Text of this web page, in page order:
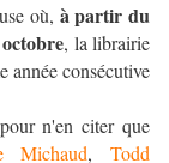
où, à partir du
, la librairie
année consécutive
n'en citer que
Michaud,Todd